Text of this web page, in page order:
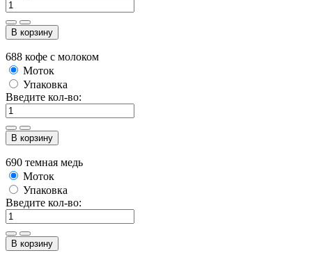
В корзину
688 кофе с молоком
Моток
Упаковка
Введите кол-во:
В корзину
690 темная медь
Моток
Упаковка
Введите кол-во:
В корзину